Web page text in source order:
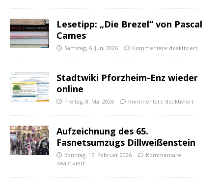
Lesetipp: „Die Brezel“ von Pascal
Cames
Samstag, 6. Juni 2026 Kommentare deaktiviert
Stadtwiki Pforzheim-Enz wieder
online
Freitag, 8. Mai 2026 Kommentare deaktiviert
Aufzeichnung des 65.
Fasnetsumzugs Dillweißenstein
Sonntag, 15. Februar 2026
Kommentare
deaktiviert